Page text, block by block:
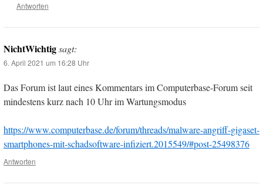
Antworten
NichtWichtigsagt:
6. April 2021 um 16:28 Uhr
Das Forum ist laut eines Kommentars im Computerbase-Forum seit
mindestens kurz nach 10 Uhr im Wartungsmodus
https://www.computerbase.de/forum/threads/malware-angriff-gigaset-
smartphones-mit-schadsoftware-infiziert.2015549/#post-25498376
Antworten